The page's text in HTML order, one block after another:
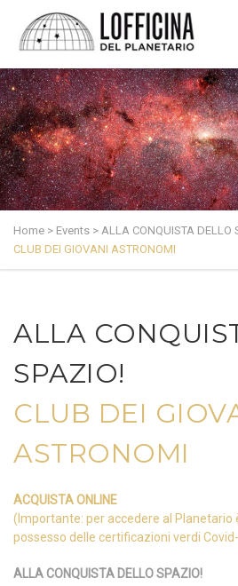
Home > Events > ALLA CONQUISTA DELLO
CLUB DEI GIOVANI ASTRONOMI
ALLA
SPAZIO!
CLUB DEI
ASTRONOMI
ACQUISTA ONLINE
(Importante: per accedere al Planetario
possesso delle certificazioni verdi
ALLA CONQUISTA DELLO SPAZIO!